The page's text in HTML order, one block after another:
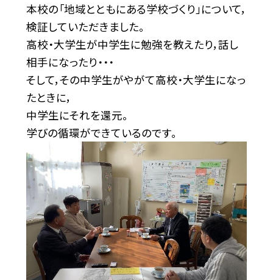
本校の「地域とともにある学校づくり」について，
検証していただきました。
高校・大学生が中学生に勉強を教えたり，話し
相手になったり・・・
そして，その中学生がやがて高校・大学生になっ
たときに，
中学生にそれを還元。
学びの循環ができているのです。